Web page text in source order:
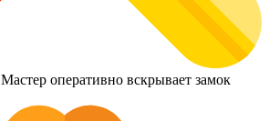
Мастер оперативно вскрывает замок